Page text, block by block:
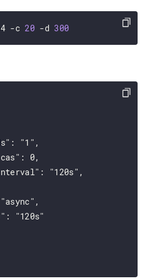
-c 20 -d 300
"1",
0,
"120s",
"120s"